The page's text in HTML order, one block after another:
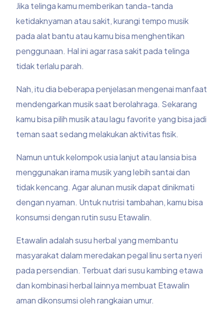
Jika telinga kamu memberikan tanda-tanda
ketidaknyaman atau sakit, kurangi tempo musik
pada alat bantu atau kamu bisa menghentikan
penggunaan. Hal ini agar rasa sakit pada telinga
tidak terlalu parah.
Nah, itu dia beberapa penjelasan mengenai manfaat
mendengarkan musik saat berolahraga. Sekarang
kamu bisa pilih musik atau lagu favorite yang bisa jadi
teman saat sedang melakukan aktivitas fisik.
Namun untuk kelompok usia lanjut atau lansia bisa
menggunakan irama musik yang lebih santai dan
tidak kencang. Agar alunan musik dapat dinikmati
dengan nyaman. Untuk nutrisi tambahan, kamu bisa
konsumsi dengan rutin susu Etawalin.
Etawalin adalah susu herbal yang membantu
masyarakat dalam meredakan pegal linu serta nyeri
pada persendian. Terbuat dari susu kambing etawa
dan kombinasi herbal lainnya membuat Etawalin
aman dikonsumsi oleh rangkaian umur.